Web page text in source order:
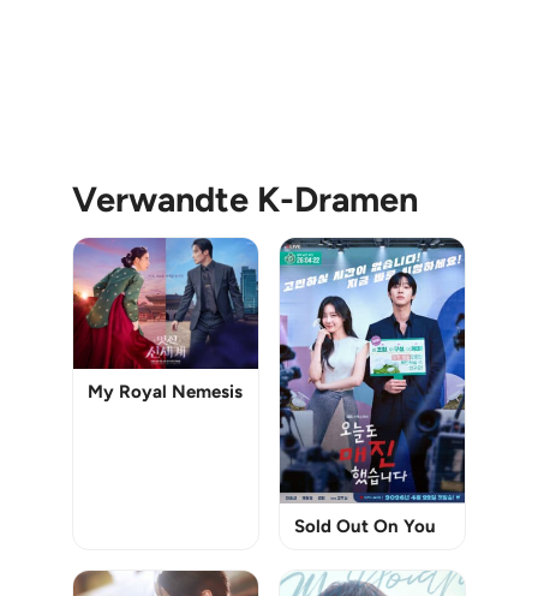
Verwandte K-Dramen
My Royal Nemesis
Sold Out On You